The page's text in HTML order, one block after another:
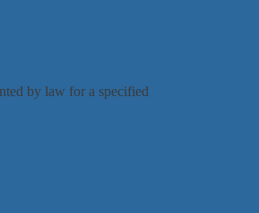
by law for a specified